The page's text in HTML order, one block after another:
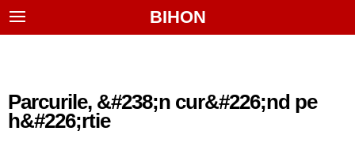
BIHON
Parcurile, &#238;n cur&#226;nd pe
h&#226;rtie